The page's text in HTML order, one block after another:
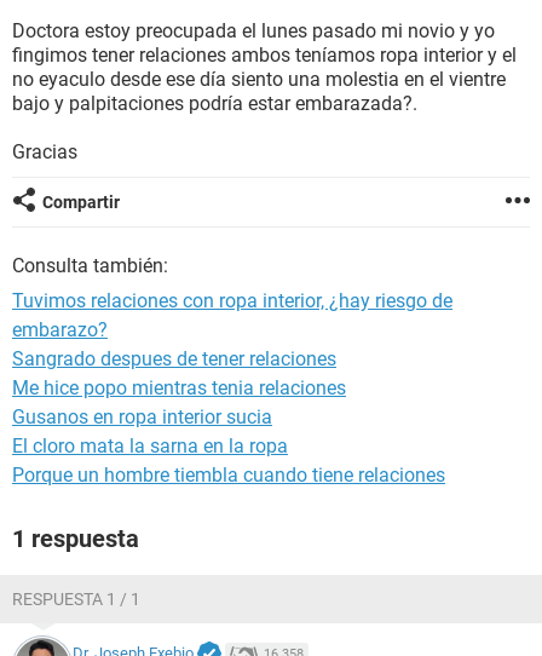
SEXUALIDAD
GLOSARIO
Doctora estoy preocupada el lunes pasado mi novio y yo
fingimos tener relaciones ambos teníamos ropa interior y el
no eyaculo desde ese día siento una molestia en el vientre
bajo y palpitaciones podría estar embarazada?.
Gracias
Compartir
Consulta también:
Tuvimos relaciones con ropa interior, ¿hay riesgo de
embarazo?
Sangrado despues de tener relaciones
Me hice popo mientras tenia relaciones
Gusanos en ropa interior sucia
El cloro mata la sarna en la ropa
Porque un hombre tiembla cuando tiene relaciones
1 respuesta
RESPUESTA 1 / 1